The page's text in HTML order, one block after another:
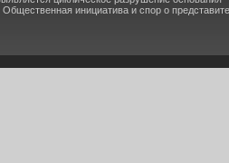
Общественная инициатива и спор о